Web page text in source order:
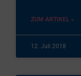
ZUM ARTIKEL »
12. Juli 2018